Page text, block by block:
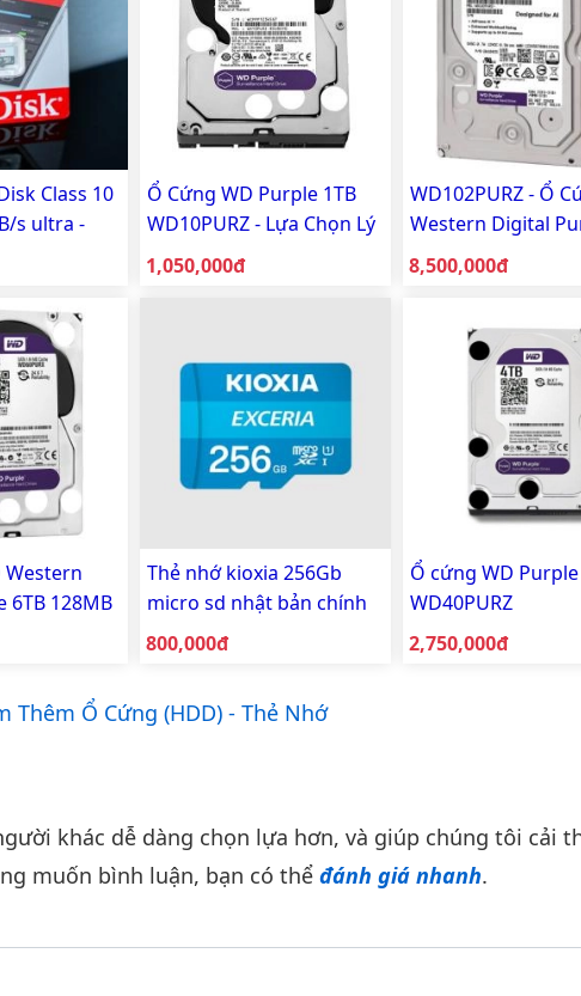
Class 10
s ultra -
wifi
Ổ Cứng WD Purple 1TB
WD10PURZ - Lựa Chọn Lý
Tưởng Cho Hệ Thống
Camera
Giá bán:
1,050,000đ
WD102PURZ - Ổ
Western Digital
10TB 256MB Cache
Giá bán:
8,500,000đ
Western
6TB 128MB
SATAIII
Thẻ nhớ kioxia 256Gb
micro sd nhật bản chính
hãng TOSHIBA
Giá bán:
800,000đ
Ổ cứng WD Purple
WD40PURZ
Giá bán:
2,750,000đ
Thêm Ổ Cứng (HDD) - Thẻ Nhớ
khác dễ dàng chọn lựa hơn, và giúp chúng tôi cải
muốn bình luận, bạn có thể đánh giá nhanh.